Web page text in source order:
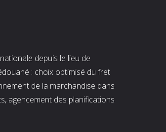
depuis le lieu de
: choix optimisé du fret
de la marchandise dans
agencement des planifications